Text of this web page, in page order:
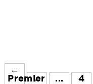
←
Premier
← ... 4